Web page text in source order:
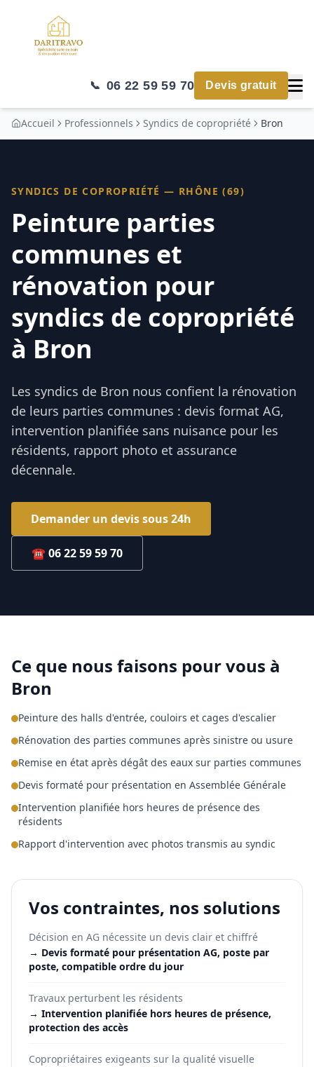
📞 06 22 59 59 70 Devis gratuit
Accueil Professionnels Syndics de copropriété Bron
SYNDICS DE COPROPRIÉTÉ — RHÔNE (69)
Peinture parties
communes et
rénovation pour
syndics de copropriété
à Bron
Les syndics de Bron nous confient la rénovation
de leurs parties communes : devis format AG,
intervention planifiée sans nuisance pour les
résidents, rapport photo et assurance
décennale.
Demander un devis sous 24h
☎06 22 59 59 70
Ce que nous faisons pour vous à
Bron
Peinture des halls d'entrée, couloirs et cages d'escalier
Rénovation des parties communes après sinistre ou usure
Remise en état après dégât des eaux sur parties communes
Devis formaté pour présentation en Assemblée Générale
Intervention planifiée hors heures de présence des
résidents
Rapport d'intervention avec photos transmis au syndic
Vos contraintes, nos solutions
Décision en AG nécessite un devis clair et chiffré
→ Devis formaté pour présentation AG, poste par
poste, compatible ordre du jour
Travaux perturbent les résidents
→ Intervention planifiée hors heures de présence,
protection des accès
Copropriétaires exigeants sur la qualité visuelle